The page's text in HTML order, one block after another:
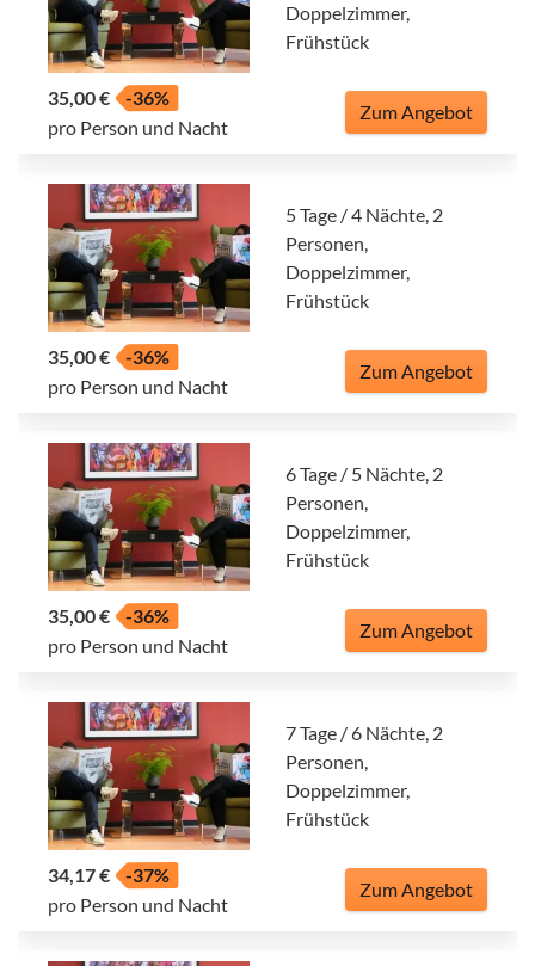
Doppelzimmer,
Frühstück
35,00 €
-36%
pro Person und Nacht
Zum Angebot
5 Tage / 4 Nächte, 2
Personen,
Doppelzimmer,
Frühstück
35,00 €
-36%
pro Person und Nacht
Zum Angebot
6 Tage / 5 Nächte, 2
Personen,
Doppelzimmer,
Frühstück
35,00 €
-36%
pro Person und Nacht
Zum Angebot
7 Tage / 6 Nächte, 2
Personen,
Doppelzimmer,
Frühstück
34,17 €
-37%
pro Person und Nacht
Zum Angebot